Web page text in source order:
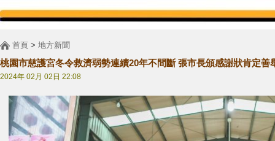
首頁 > 地方新聞
桃園市慈護宮冬令救濟弱勢連續20年不間斷 張市長頒感謝狀肯定善
2024年 02月 02日 22:08